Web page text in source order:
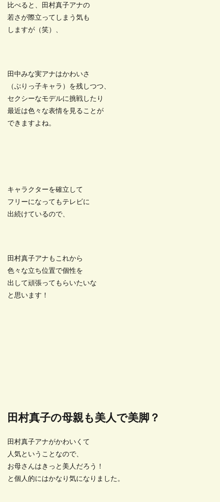
比べると、田村真子アナの
若さが際立ってしまう気も
しますが（笑）、
田中みな実アナはかわいさ
（ぶりっ子キャラ）を残しつつ、
セクシーなモデルに挑戦したり
最近は色々な表情を見ることが
できますよね。
キャラクターを確立して
フリーになってもテレビに
出続けているので、
田村真子アナもこれから
色々な立ち位置で個性を
出して頑張ってもらいたいな
と思います！
田村真子の母親も美人で美脚？
田村真子アナがかわいくて
人気ということなので、
お母さんはきっと美人だろう！
と個人的にはかなり気になりました。